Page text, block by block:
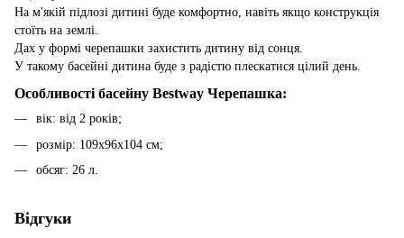
На м'якій підлозі дитині буде комфортно, навіть якщо конструкція
стоїть на землі.
Дах у формі черепашки захистить дитину від сонця.
У такому басейні дитина буде з радістю плескатися цілий день.
Особливості басейну Bestway Черепашка:
вік: від 2 років;
розмір: 109х96х104 см;
обсяг: 26 л.
Відгуки